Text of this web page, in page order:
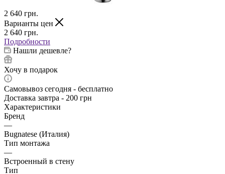
2 640 грн.
Варианты цен
2 640 грн.
Подробности
Нашли дешевле?
Хочу в подарок
Самовывоз сегодня - бесплатно
Доставка завтра - 200 грн
Характеристики
Бренд
—
Bugnatese (Италия)
Тип монтажа
—
Встроенный в стену
Тип